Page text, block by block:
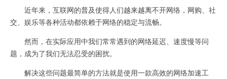
近年来，互联网的普及使得人们越来越离不开网络，网购、社
交、娱乐等各种活动都依赖于网络的稳定与流畅。
然而，在实际应用中我们常常遇到的网络延迟、速度慢等问
题，成为了我们无法忍受的困扰。
解决这些问题最简单的方法就是使用一款高效的网络加速工